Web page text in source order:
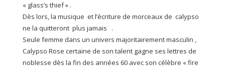
« glass’s thief » .
Dès lors, la musique et l’écriture de morceaux de calypso
ne la quitteront plus jamais .
Seule femme dans un univers majoritairement masculin ,
Calypso Rose certaine de son talent gagne ses lettres de
noblesse dès la fin des années 60 avec son célèbre « fire